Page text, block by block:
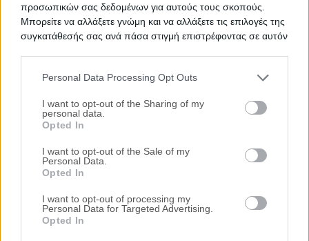
προσωπικών σας δεδομένων για αυτούς τους σκοπούς.
Μπορείτε να αλλάξετε γνώμη και να αλλάξετε τις επιλογές της
συγκατάθεσής σας ανά πάσα στιγμή επιστρέφοντας σε αυτόν
services and may gather and store information including but
not limited to your visit or usage behaviour. You may click to
grant or deny consent to Google and its third-party tags to
use your data for below specified purposes in below Google
consent section.
Personal Data Processing Opt Outs
I want to opt-out of the Sharing of my
personal data.
Opted In
I want to opt-out of the Sale of my
Personal Data.
Opted In
I want to opt-out of processing my
Personal Data for Targeted Advertising.
Opted In
Δημοφιλείς Αναζητήσεις
Ακίνητα Κατοικίες
Επαγγελματικοί Χώροι
Κατάστημα
Γραφεία
περισσότερα >>
Τοπική Αναζήτηση